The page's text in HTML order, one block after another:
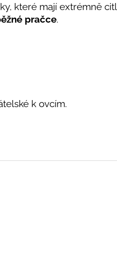
které mají extrémně
pračce.
k ovcím.